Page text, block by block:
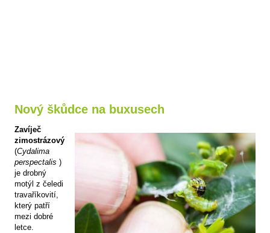
Nový škůdce na buxusech
Zavíječ
zimostrázový
(Cydalima
perspectalis )
je drobný
motýl z čeledi
travaříkovití,
který patří
mezi dobré
letce.